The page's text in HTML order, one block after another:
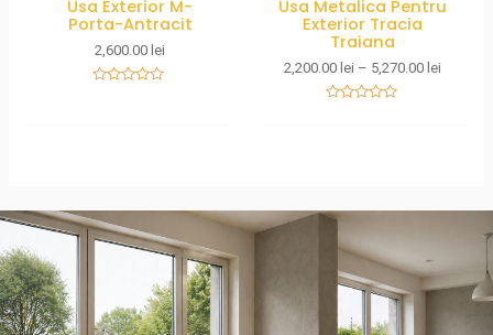
Usa Exterior M-
Porta-Antracit
2,600.00 lei
Usa Metalica Pentru
Exterior Tracia
Traiana
2,200.00 lei – 5,270.00 lei